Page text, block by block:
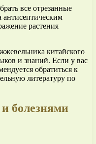
все отрезанные
антисептическим
растения
китайского
и знаний. Если у вас
обратиться к
литературу по
болезнями